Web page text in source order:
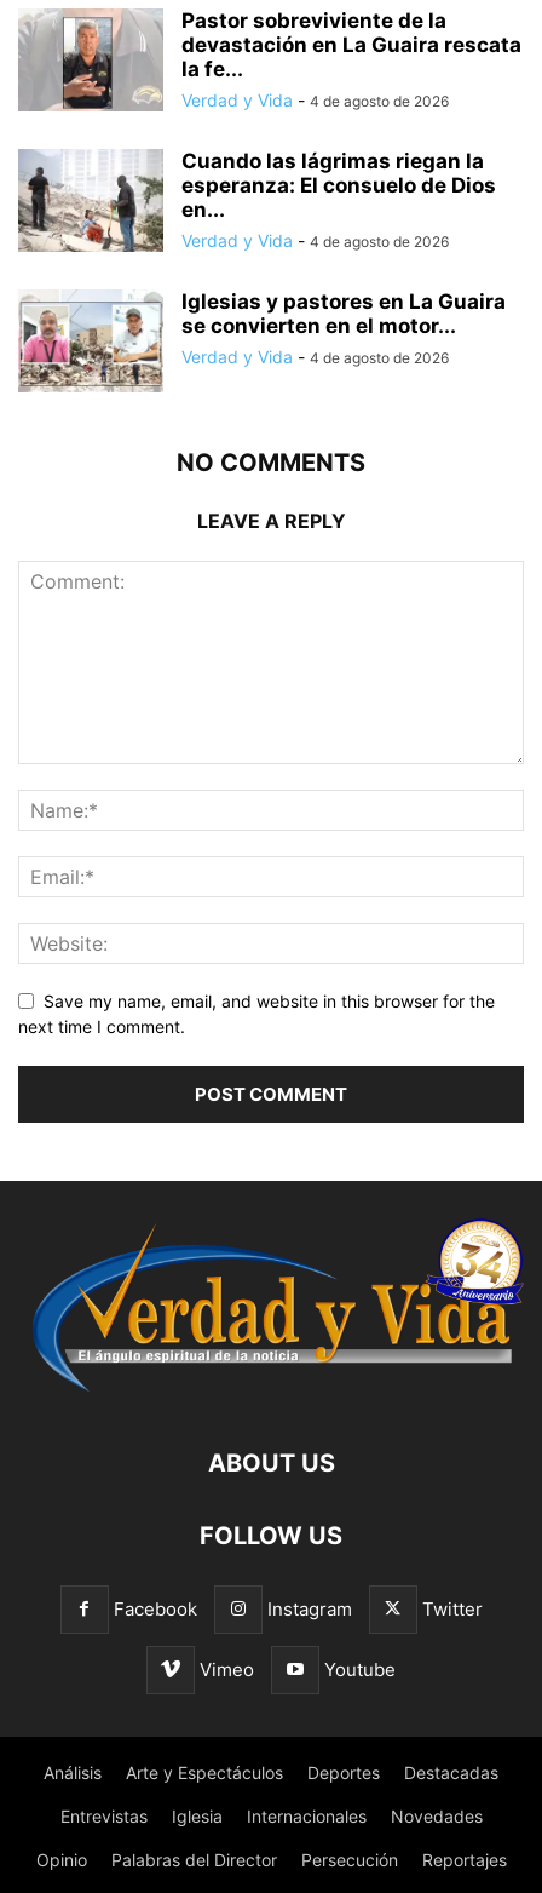
Pastor sobreviviente de la
devastación en La Guaira rescata
la fe...
Verdad y Vida - 4 de agosto de 2026
Cuando las lágrimas riegan la
esperanza: El consuelo de Dios
en...
Verdad y Vida - 4 de agosto de 2026
Iglesias y pastores en La Guaira
se convierten en el motor...
Verdad y Vida - 4 de agosto de 2026
NO COMMENTS
LEAVE A REPLY
Save my name, email, and website in this browser for the
next time I comment.
ABOUT US
FOLLOW US
Facebook Instagram Twitter
Vimeo Youtube
Análisis Arte y Espectáculos Deportes Destacadas
Entrevistas Iglesia Internacionales Novedades
Opinio Palabras del Director Persecución Reportajes